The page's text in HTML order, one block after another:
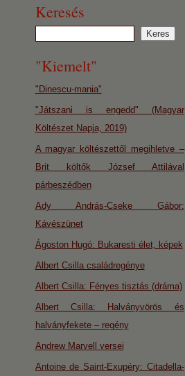
Keresés
"Kiemelt"
"Dinescu-mania"
"Játszani is engedd" (Magyar
Költészet Napja, 2019)
A magyar költészettől megihletve –
Brit költők József Attilával
párbeszédben
Ady András-Cseke Gábor:
Kávészünet
Ágoston Hugó: Bukaresti élet, képek
Albert Csilla családregénye
Albert Csilla: Fényes tisztás (dráma)
Albert Csilla: Halványvörös és
halványfekete – regény
Andrew Marvell versei
Antoine de Saint-Exupéry: Citadella-